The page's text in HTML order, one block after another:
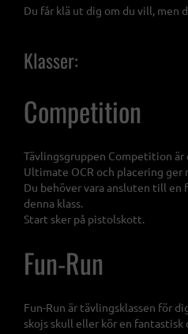
Du får klä ut dig om du vill, men
Klasser:
Competition
Tävlingsgruppen Competition är
Ultimate OCR och placering ger
Du behöver vara ansluten till
denna klass.
Start sker på pistolskott.
Fun-Run
Fun-Run är tävlingsklassen för
skojs skull eller kör en